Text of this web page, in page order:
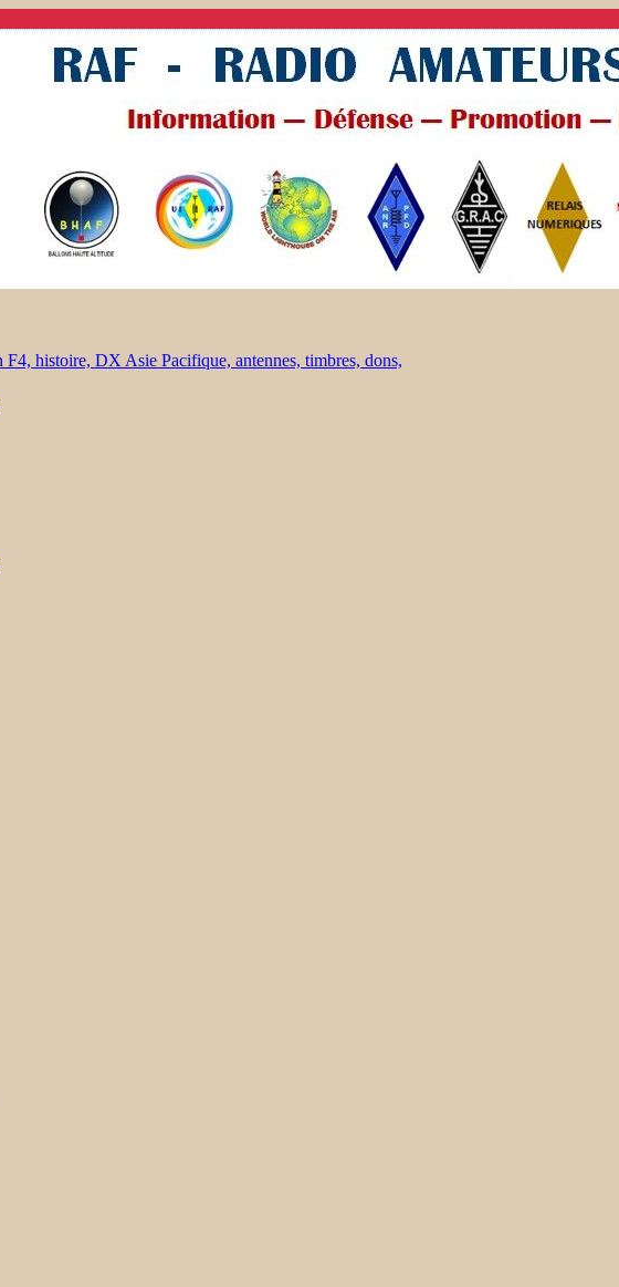
F4, histoire, DX Asie Pacifique, antennes, timbres, dons,